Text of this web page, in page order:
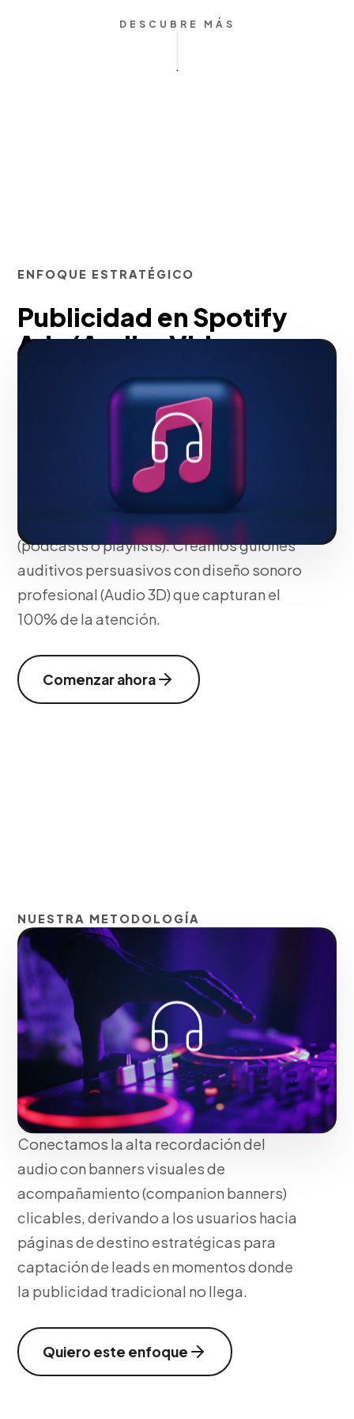
DESCUBRE MÁS
ENFOQUE ESTRATÉGICO
Publicidad en Spotify
Ads (Audio, Video,
Diseñamos pautas de audio envolventes
usando la plataforma de Spotify Ad
Studio, segmentando a los oyentes por
género musical, estado de ánimo y
hábitos de escucha en tiempo real
(podcasts o playlists). Creamos guiones
auditivos persuasivos con diseño sonoro
profesional (Audio 3D) que capturan el
100% de la atención.
Comenzar ahora
NUESTRA METODOLOGÍA
Anuncios de audio
segmentados para
conectar en momentos
de alta atención
La publicidad auditiva conecta
directamente con las emociones.
Conectamos la alta recordación del
audio con banners visuales de
acompañamiento (companion banners)
clicables, derivando a los usuarios hacia
páginas de destino estratégicas para
captación de leads en momentos donde
la publicidad tradicional no llega.
Quiero este enfoque